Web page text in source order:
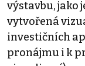
výstavbu, jako
vytvořená
investičních
pronájmu i k